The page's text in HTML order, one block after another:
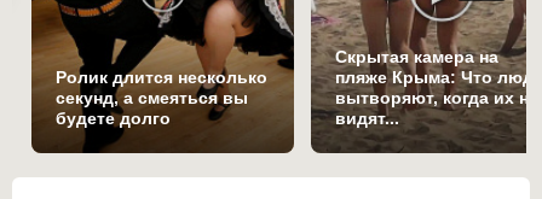
Ролик длится несколько
секунд, а смеяться вы
будете долго
Скрытая камера на
пляже Крыма: Что
вытворяют, когда их не
видят...